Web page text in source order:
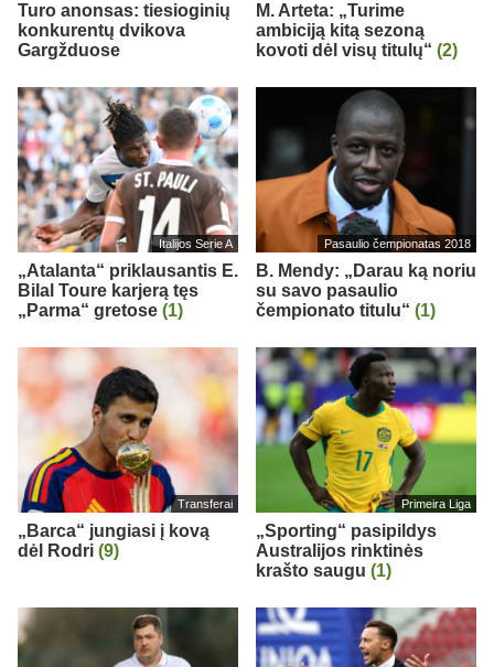
Turo anonsas: tiesioginių
konkurentų dvikova
Gargžduose
M. Arteta: „Turime
ambiciją kitą sezoną
kovoti dėl visų titulų“ (2)
Italijos Serie A
„Atalanta“ priklausantis E.
Bilal Toure karjerą tęs
„Parma“ gretose (1)
Pasaulio čempionatas 2018
B. Mendy: „Darau ką noriu
su savo pasaulio
čempionato titulu“ (1)
Transferai
„Barca“ jungiasi į kovą
dėl Rodri (9)
Primeira Liga
„Sporting“ pasipildys
Australijos rinktinės
krašto saugu (1)